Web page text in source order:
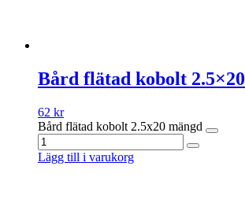
Bård flätad kobolt 2.5×20
62 kr
Bård flätad kobolt 2.5x20 mängd
Lägg till i varukorg